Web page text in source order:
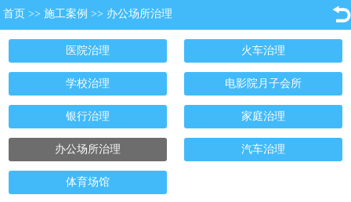
首页 >> 施工案例 >> 办公场所治理
医院治理 火车治理
学校治理 电影院月子会所
银行治理 家庭治理
办公场所治理 汽车治理
体育场馆